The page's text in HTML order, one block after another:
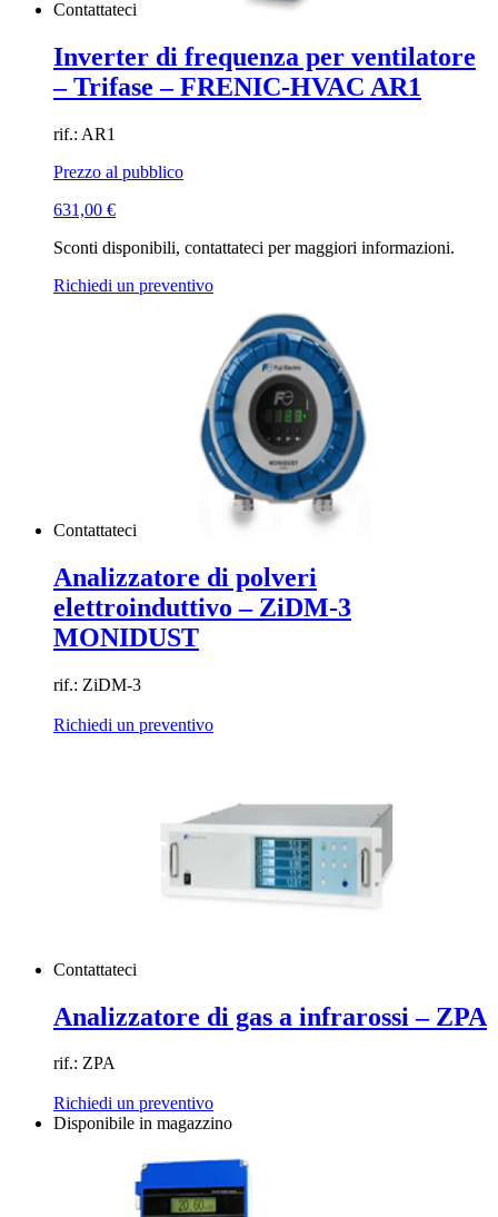
Contattateci
Inverter di frequenza per ventilatore
– Trifase – FRENIC-HVAC AR1
rif.: AR1
Prezzo al pubblico
631,00 €
Sconti disponibili, contattateci per maggiori informazioni.
Richiedi un preventivo
Contattateci
Analizzatore di polveri
elettroinduttivo – ZiDM-3
MONIDUST
rif.: ZiDM-3
Richiedi un preventivo
Contattateci
Analizzatore di gas a infrarossi – ZPA
rif.: ZPA
Richiedi un preventivo
Disponibile in magazzino